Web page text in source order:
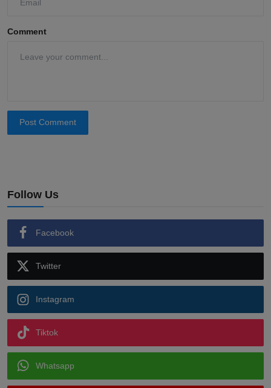
Comment
Post Comment
Follow Us
Facebook
Twitter
Instagram
Tiktok
Whatsapp